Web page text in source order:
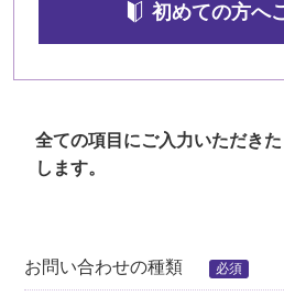
初めての方へ
全ての項目にご入力いただき
します。
お問い合わせの種類 必須